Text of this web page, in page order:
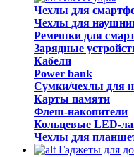
Чехлы для
Чехлы для
Ремешки для
Зарядные
Кабели
Power bank
Сумки/чехлы для
Карты памяти
Флеш-накопители
Кольцевые LED-
Чехлы для
Гаджеты для